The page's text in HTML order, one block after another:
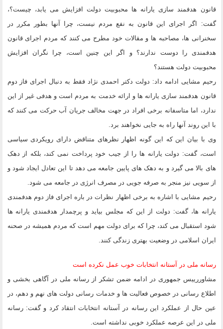
قانون هدفمند سازی یارانه ها محبوبیت دولت افزایش می یابد، چیست؟،
گفت: اگر اجرای این قانون به نفع مردم نیست، چرا آنها بطور مکرر در
سخنرانی ها، مصاحبه ها و مقالات خود مطرح می کنند که مردم اجرای قانون
هدفمندی را دوست ندارند؟ و اگر این چنین است، چرا نگران افزایش
محبوبیت دولت هستند؟
رحیم مشایی ادامه داد: دولت دکتر احمدی نژاد فقط به دنبال اجرای فاز دوم
قانون هدفمند سازی یارانه ها و ارائه خدمت به مردم است و هدفی غیر از این
ندارد، اما متاسفانه برخی افراد در جهت مخالف جریان آب حرکت می کنند که
با این روند آنها راه به جایی نخواهند برد.
وی با بیان این که این گونه اظهار نظرهای متناقض دارای رویکردی سیاسی
است، گفت: دولت یارانه ها را از جیب خود پرداخت نمی کند، بلکه از دهک
های بالا می گیرد و به دهک های پایین جامعه می دهد تا این تعادل ایجاد شود و
از سویی نیز منجر به صرفه جویی در مصرف انرژی در جامعه می شود.
رحیم مشایی با اشاره به برخی اظهار نظرات در باره اجرای فاز دوم هدفمندی
یارانه ها، گفت: دولت از این که مجلس بیاید و پرچمدار هدفمندی یارانه ها
شود استقبال می کند، چرا که برای دولت مهم است که مردم همیشه در صحنه
ایران اسلامی در وضعیت بهتری زندگی کنند.
رسانه ملی در آستانه انتخابات خوب عمل نکرده است
مشاوررییس جمهوری در ادامه ضمن تشکر از رسانه ملی در آگاهی بخشی و
اطلاع رسانی در خصوص فعالیت ها و خدمات رسانی دولت های نهم و دهم، در
عین حال از عملکرد این رسانه در آستانه انتخابات انتقاد کرد و گفت: رسانه
ملی در این عرصه عملکرد خوبی نداشته است.